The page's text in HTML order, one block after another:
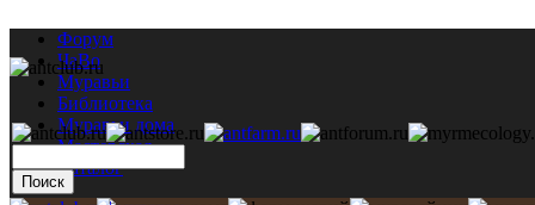
Форум
ЧаВо
Муравьи
Библиотека
Муравьи дома
Мастерская
Каталог